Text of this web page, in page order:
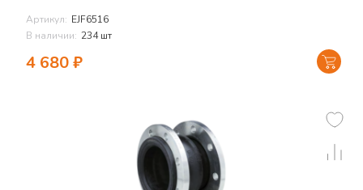
Артикул: EJF6516
В наличии: 234 шт
4 680₽